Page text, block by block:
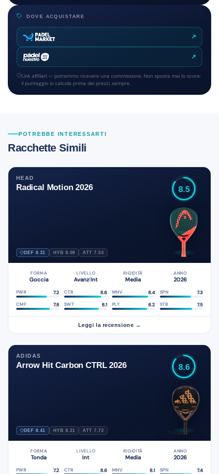
DOVE ACQUISTARE
↗
↗
Link affiliati — potremmo ricevere una commissione. Non sposta mai lo score:
il punteggio si calcola prima dei prezzi, sempre.
POTREBBE INTERESSARTI
Racchette Simili
HEAD
Radical Motion 2026
DEF 8.31 HYB 8.08 ATT 7.53
8.5
FORMA
Goccia
LIVELLO
Avanz/Int
RIGIDITÀ
Media
ANNO
2026
PWR 7.2 CTR 8.6 MNV 8.4 SPN 7.3
CMF 7.8 SWT 8.1 PLY 8.2 STB 7.5
Leggi la recensione →
ADIDAS
Arrow Hit Carbon CTRL 2026
DEF 8.41 HYB 8.21 ATT 7.72
8.6
FORMA
Tonda
LIVELLO
Int
RIGIDITÀ
Media
ANNO
2026
PWR 7.2 CTR 8.6 MNV 8.1 SPN 7.4